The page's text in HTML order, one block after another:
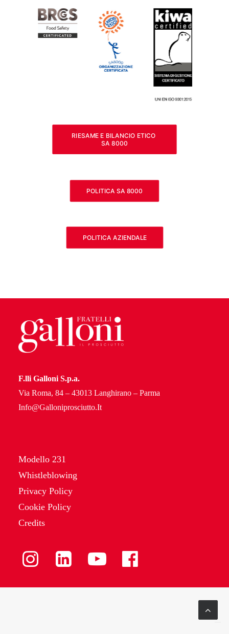
RIESAME E BILANCIO ETICO
SA 8000
POLITICA SA 8000
POLITICA AZIENDALE
F.lli Galloni S.p.a.
Via Roma, 84 – 43013 Langhirano – Parma
Info@Galloniprosciutto.It
Modello 231
Whistleblowing
Privacy Policy
Cookie Policy
Credits